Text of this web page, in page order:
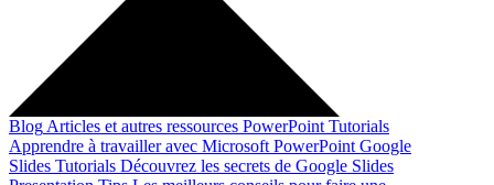
Blog Articles et autres ressources PowerPoint Tutorials
Apprendre à travailler avec Microsoft PowerPoint Google
Slides Tutorials Découvrez les secrets de Google Slides